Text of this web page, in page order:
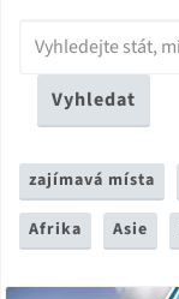
Vyhledat
zajímavá místa
Afrika Asie